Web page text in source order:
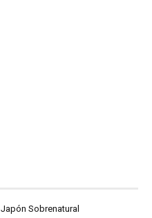
Japón Sobrenatural